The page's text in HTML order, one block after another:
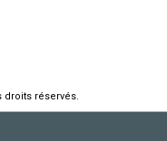
droits réservés.